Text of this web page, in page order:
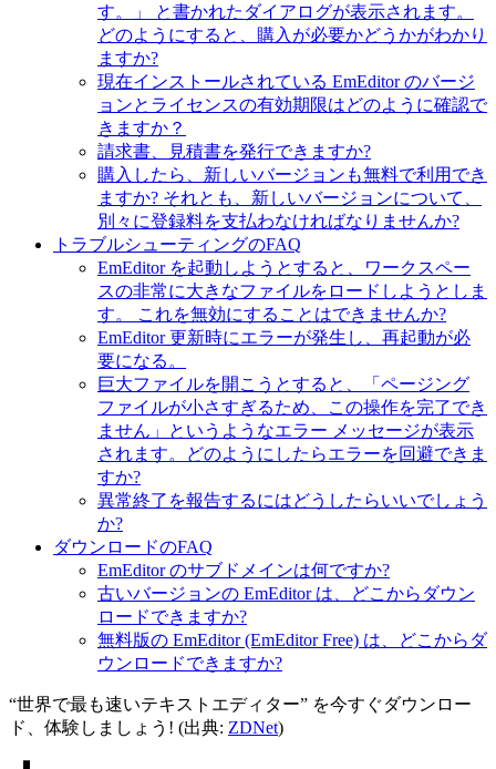
す。」 と書かれたダイアログが表示されます。
どのようにすると、購入が必要かどうかがわかり
ますか?
現在インストールされている EmEditor のバージ
ョンとライセンスの有効期限はどのように確認で
きますか？
請求書、見積書を発行できますか?
購入したら、新しいバージョンも無料で利用でき
ますか? それとも、新しいバージョンについて、
別々に登録料を支払わなければなりませんか?
トラブルシューティングのFAQ
EmEditor を起動しようとすると、ワークスペー
スの非常に大きなファイルをロードしようとしま
す。 これを無効にすることはできませんか?
EmEditor 更新時にエラーが発生し、再起動が必
要になる。
巨大ファイルを開こうとすると、「ページング
ファイルが小さすぎるため、この操作を完了でき
ません」というようなエラー メッセージが表示
されます。どのようにしたらエラーを回避できま
すか?
異常終了を報告するにはどうしたらいいでしょう
か?
ダウンロードのFAQ
EmEditor のサブドメインは何ですか?
古いバージョンの EmEditor は、どこからダウン
ロードできますか?
無料版の EmEditor (EmEditor Free) は、どこからダ
ウンロードできますか?
“世界で最も速いテキストエディター” を今すぐダウンロー
ド、体験しましょう! (出典: ZDNet)